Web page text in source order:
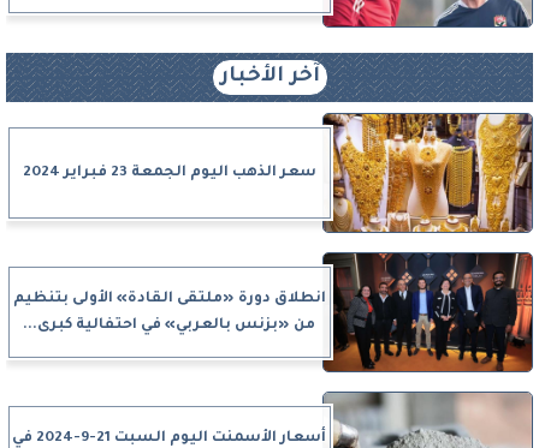
آخر الأخبار
سعر الذهب اليوم الجمعة 23 فبراير 2024
انطلاق دورة «ملتقى القادة» الأولى بتنظيم
من «بزنس بالعربي» في احتفالية كبرى...
أسعار الأسمنت اليوم السبت 21-9-2024 في